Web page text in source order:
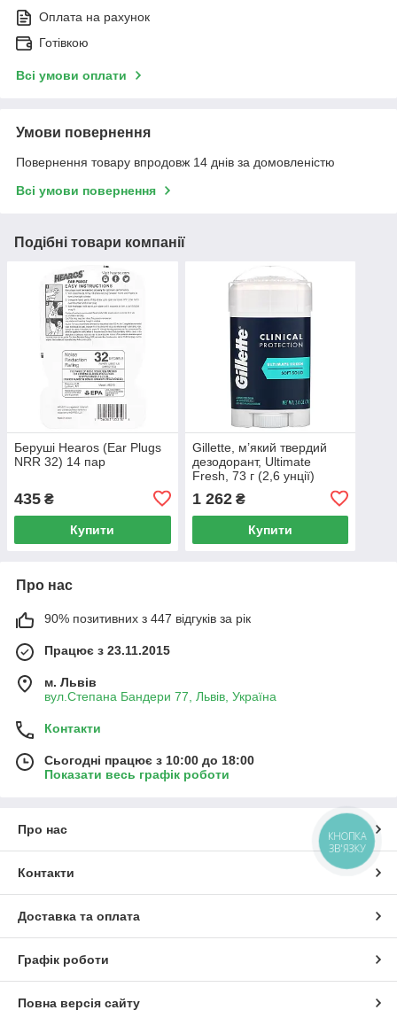
Оплата на рахунок
Готівкою
Всі умови оплати
Умови повернення
Повернення товару впродовж 14 днів за домовленістю
Всі умови повернення
Подібні товари компанії
Беруші Hearos (Ear Plugs
NRR 32) 14 пар
435 ₴
Купити
Gillette, м’який твердий
дезодорант, Ultimate
Fresh, 73 г (2,6 унції)
1 262₴
Купити
Про нас
90% позитивних з 447 відгуків за рік
Працює з 23.11.2015
м. Львів
вул.Степана Бандери 77, Львів, Україна
Контакти
Сьогодні працює з 10:00 до 18:00
Показати весь графік роботи
Про нас
Контакти
Доставка та оплата
Графік роботи
Повна версія сайту
КНОПКА
ЗВ'ЯЗКУ